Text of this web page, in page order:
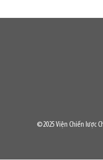
©2025 Viện Chiến lược